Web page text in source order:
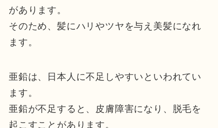
があります。
そのため、髪にハリやツヤを与え美髪になれ
ます。
亜鉛は、日本人に不足しやすいといわれてい
ます。
亜鉛が不足すると、皮膚障害になり、脱毛を
起こすことがあります。